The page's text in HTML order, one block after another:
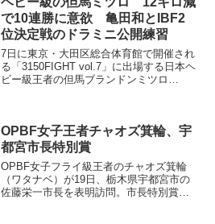
リングを行った。 15...
で10連勝に意欲 亀田和とIBF2
位決定戦のドラミニ公開練習
7日に東京・大田区総合体育館で開催され
る「3150FIGHT vol.7」に出場する日本ヘ
ビー級王者の但馬ブランドンミツロ
OPBF女子王者チャオズ箕輪、宇
都宮市長特別賞
OPBF女子フライ級王者のチャオズ箕輪
（ワタナベ）が19日、栃木県宇都宮市の
佐藤栄一市長を表明訪問。市長特別賞の